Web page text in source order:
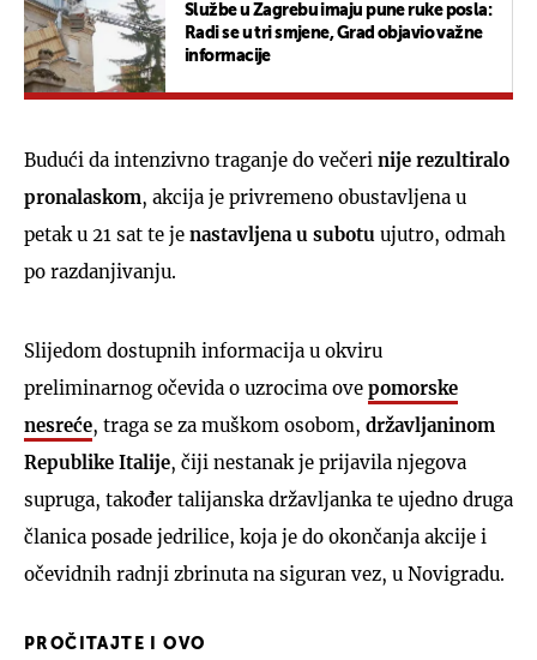
Službe u Zagrebu imaju pune ruke posla:
Radi se u tri smjene, Grad objavio važne
informacije
Budući da intenzivno traganje do večeri nije rezultiralo
pronalaskom, akcija je privremeno obustavljena u
petak u 21 sat te je nastavljena u subotu ujutro, odmah
po razdanjivanju.
Slijedom dostupnih informacija u okviru
preliminarnog očevida o uzrocima ove pomorske
nesreće, traga se za muškom osobom, državljaninom
Republike Italije, čiji nestanak je prijavila njegova
supruga, također talijanska državljanka te ujedno druga
članica posade jedrilice, koja je do okončanja akcije i
očevidnih radnji zbrinuta na siguran vez, u Novigradu.
PROČITAJTE I OVO